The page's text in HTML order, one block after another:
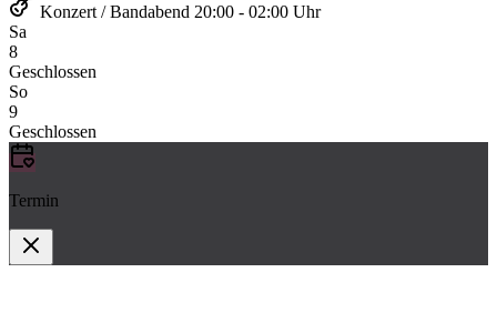
Konzert / Bandabend 20:00 - 02:00 Uhr
Sa
8
Geschlossen
So
9
Geschlossen
Termin